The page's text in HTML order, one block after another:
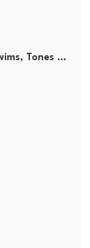
David Guetta, Teddy Swims, Tones and I